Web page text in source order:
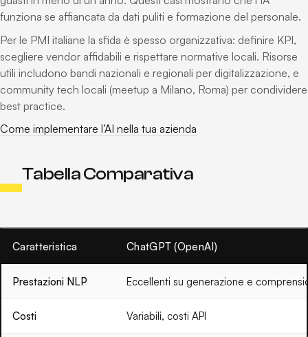
funziona se affiancata da dati puliti e formazione del personale.
Per le PMI italiane la sfida è spesso organizzativa: definire KPI,
scegliere vendor affidabili e rispettare normative locali. Risorse
utili includono bandi nazionali e regionali per digitalizzazione, e
community tech locali (meetup a Milano, Roma) per condividere
best practice.
Come implementare l’AI nella tua azienda
Tabella Comparativa
Caratteristica ChatGPT (OpenAI)
Prestazioni NLP Eccellenti su generazione e
Costi Variabili, costi API